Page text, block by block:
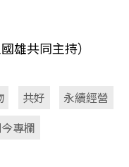
雄共同主持）
共好
永續經營
專欄